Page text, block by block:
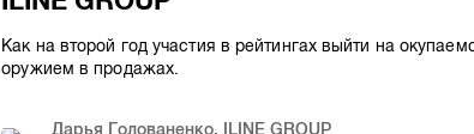
Как на второй год участия в рейтингах выйти на
оружием в продажах.
Дарья Голованенко, ILINE GROUP